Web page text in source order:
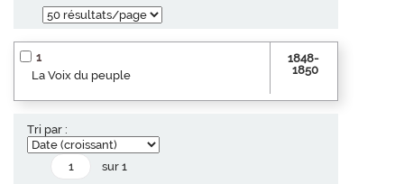
1
La Voix du peuple
1848-
1850
Tri par :
sur 1